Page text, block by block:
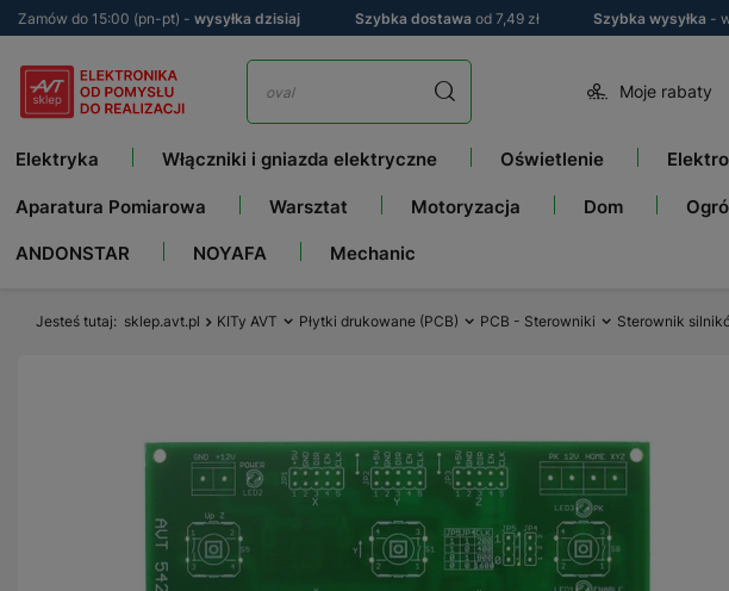
Zamów do 15:00 (pn-pt) - wysyłka dzisiaj Szybka dostawa od 7,49 zł Szybka wysyłka -
Moje rabaty
Elektryka Włączniki i gniazda elektryczne Oświetlenie
Aparatura Pomiarowa Warsztat Motoryzacja Dom
ANDONSTAR NOYAFA Mechanic
Jesteś tutaj sklep.avt.pl KITy AVT Płytki drukowane (PCB) PCB - Sterowniki Sterownik